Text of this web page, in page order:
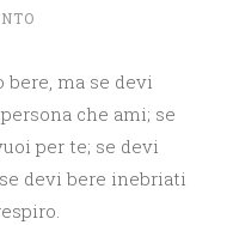
bere, ma se devi
che ami; se
per te; se devi
devi bere inebriati